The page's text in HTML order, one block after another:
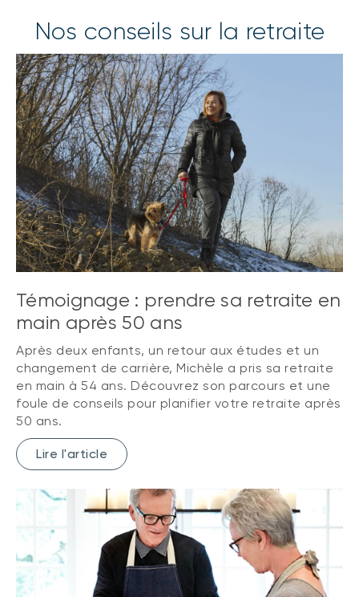
Nos conseils sur la retraite
Témoignage : prendre sa retraite en
main après 50 ans
Après deux enfants, un retour aux études et un
changement de carrière, Michèle a pris sa retraite
en main à 54 ans. Découvrez son parcours et une
foule de conseils pour planifier votre retraite après
50 ans.
Lire l'article